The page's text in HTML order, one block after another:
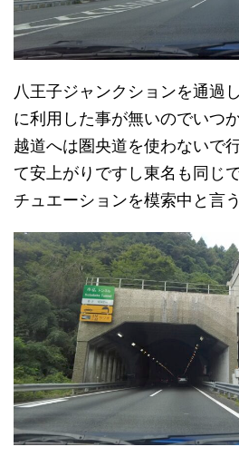
八王子ジャンクションを通過
に利用した事が無いのでいつ
越道へは圏央道を使わないで
て安上がりですし東名も同じ
チュエーションを模索中と言